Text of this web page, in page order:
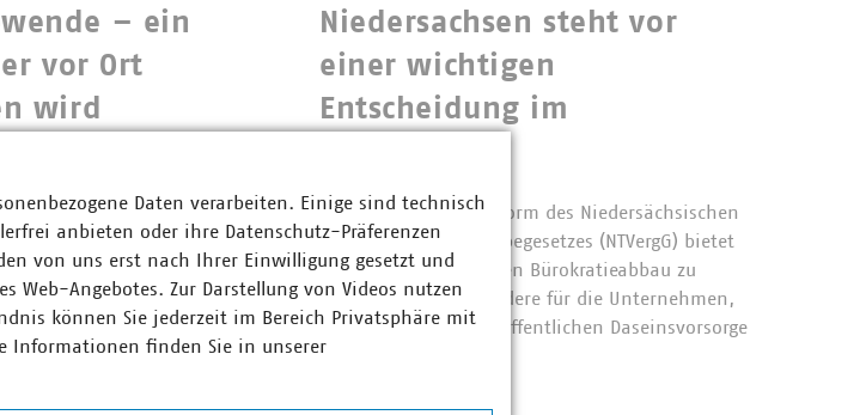
– ein
vor Ort
wird
Wärmewende-Kongress
klar: Die Wärmewende ist
Großprojekt – sie ist ein
und
Niedersachsen steht vor
einer wichtigen
Entscheidung im
Mit der laufenden Reform des Niedersächsischen
Tariftreue- und Vergabegesetzes (NTVergG) bietet
sich die Chance, echten Bürokratieabbau zu
erreichen – insbesondere für die Unternehmen,
die das Rückgrat der öffentlichen Daseinsvorsorge
bilden: die…
Daten verarbeiten. Einige sind technisch
anbieten oder ihre Datenschutz-Präferenzen
von uns erst nach Ihrer Einwilligung gesetzt und
Web-Angebotes. Zur Darstellung von Videos nutzen
können Sie jederzeit im Bereich Privatsphäre mit
Informationen finden Sie in unserer